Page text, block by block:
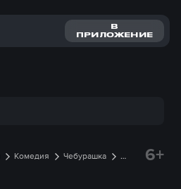
В
ПРИЛОЖЕНИЕ
Комедия
Чебурашка
6+